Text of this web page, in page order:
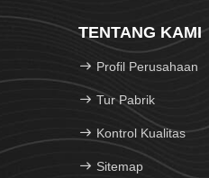
TENTANG KAMI
Profil Perusahaan
Tur Pabrik
Kontrol Kualitas
Sitemap